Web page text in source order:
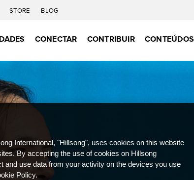
STORE BLOG
CONECTAR CONTRIBUIR CONTEÚDOS
International, "Hillsong", uses cookies on this website
By accepting the use of cookies on Hillsong
and use data from your activity on the devices you use
Policy.